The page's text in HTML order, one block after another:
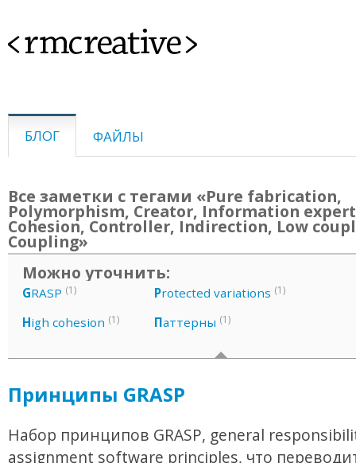
<rmcreative>
БЛОГ ФАЙЛЫ
Все заметки с тегами «Pure fabrication,
Polymorphism, Creator, Information
Cohesion, Controller, Indirection, Low
Coupling»
Можно уточнить:
GRASP (1)
High cohesion (1)
Protected variations (1)
Паттерны (1)
Принципы GRASP
Набор принципов GRASP, general
assignment software principles, что